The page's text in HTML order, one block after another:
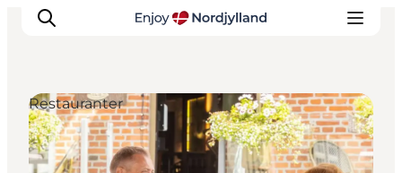
Oplevelser og aktiviteter
Restauranter